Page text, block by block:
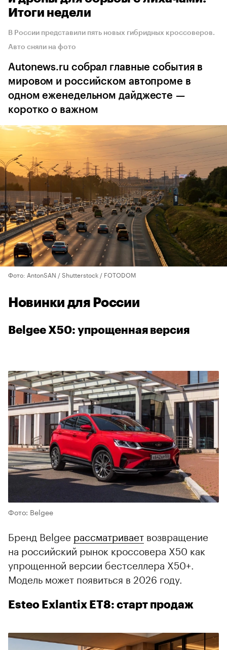
Итоги недели
В России представили пять новых гибридных кроссоверов.
Авто сняли на фото
Autonews.ru собрал главные события в
мировом и российском автопроме в
одном еженедельном дайджесте —
коротко о важном
Фото: AntonSAN / Shutterstock / FOTODOM
Новинки для России
Belgee X50: упрощенная версия
00:00 / 00:00
Фото: Belgee
Бренд Belgee рассматривает возвращение
на российский рынок кроссовера X50 как
упрощенной версии бестселлера X50+.
Модель может появиться в 2026 году.
Esteo Exlantix ET8: старт продаж